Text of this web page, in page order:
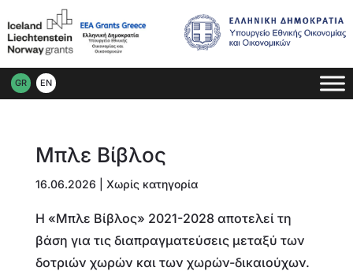
GR EN
Μπλε Βίβλος
16.06.2026 | Χωρίς κατηγορία
Η «Μπλε Βίβλος» 2021-2028 αποτελεί τη
βάση για τις διαπραγματεύσεις μεταξύ των
δοτριών χωρών και των χωρών-δικαιούχων.